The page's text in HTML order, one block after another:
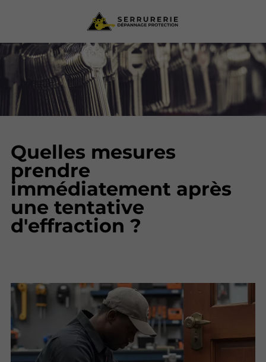
Quelles mesures
prendre
immédiatement après
une tentative
d'effraction ?